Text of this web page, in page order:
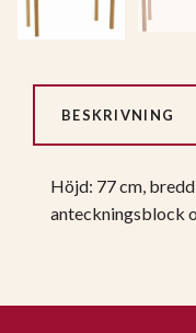
BESKRIVNING
Höjd: 77 cm,
anteckningsblock